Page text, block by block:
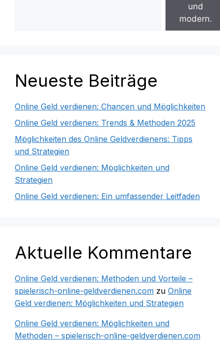
und
modern.
Neueste Beiträge
Online Geld verdienen: Chancen und Möglichkeiten
Online Geld verdienen: Trends & Methoden 2025
Möglichkeiten des Online Geldverdienens: Tipps
und Strategien
Online Geld verdienen: Möglichkeiten und
Strategien
Online Geld verdienen: Ein umfassender Leitfaden
Aktuelle Kommentare
Online Geld verdienen: Methoden und Vorteile –
spielerisch-online-geldverdienen.com zu Online
Geld verdienen: Möglichkeiten und Strategien
Online Geld verdienen: Möglichkeiten und
Methoden – spielerisch-online-geldverdienen.com